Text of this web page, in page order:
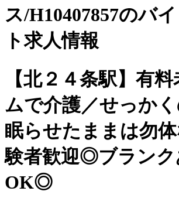
ス/H10407857のバ
ト求人情報
【北２４条駅】有
ムで介護／せっかく
眠らせたままは勿
験者歓迎◎ブランク
OK◎